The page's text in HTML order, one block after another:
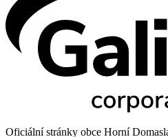
Oficiální stránky obce Horní